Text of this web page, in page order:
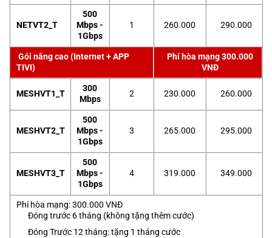
NETVT2_T
500
Mbps -
1Gbps
1 260.000 290.000
Gói nâng cao (Internet + APP
TIVI)
Phí hòa mạng 300.000
VNĐ
MESHVT1_T
300
Mbps
2 230.000 260.000
MESHVT2_T
500
Mbps -
1Gbps
3 265.000 295.000
MESHVT3_T
500
Mbps -
1Gbps
4 319.000 349.000
Phí hòa mạng: 300.000 VNĐ
Đóng trước 6 tháng (không tặng thêm cước)
Đóng Trước 12 tháng: tặng 1 tháng cước